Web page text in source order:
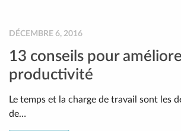
DÉCEMBRE 6, 2016
13 conseils pour
productivité
Le temps et la charge de travail sont les
de…